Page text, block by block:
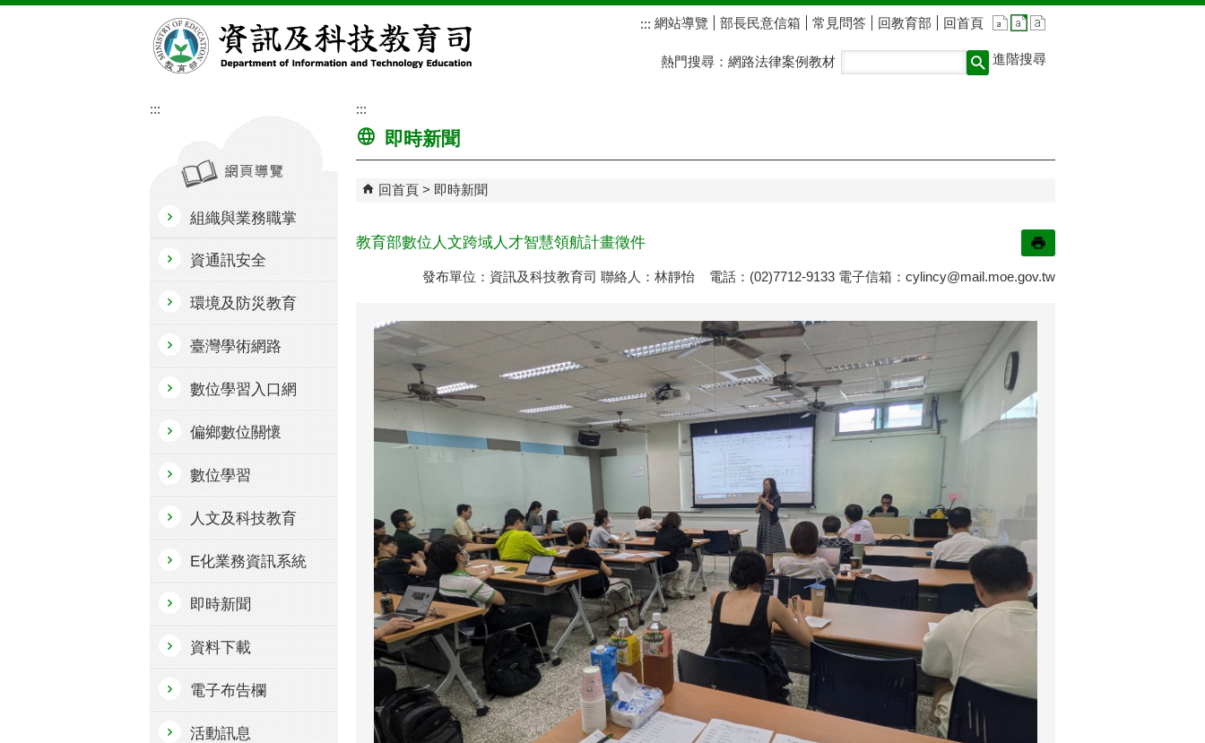
::: 網站導覽 部長民意信箱 常見問答 回教育部 回首頁
進階搜尋
熱門搜尋： 網路法律案例教材
:::
組織與業務職掌
資通訊安全
環境及防災教育
臺灣學術網路
數位學習入口網
偏鄉數位關懷
數位學習
人文及科技教育
E化業務資訊系統
即時新聞
資料下載
電子布告欄
活動訊息
:::
即時新聞
回首頁 即時新聞
教育部數位人文跨域人才智慧領航計畫徵件
發布單位：資訊及科技教育司 聯絡人：林靜怡 電話：(02)7712-9133 電子信箱： cylincy@mail.moe.gov.tw